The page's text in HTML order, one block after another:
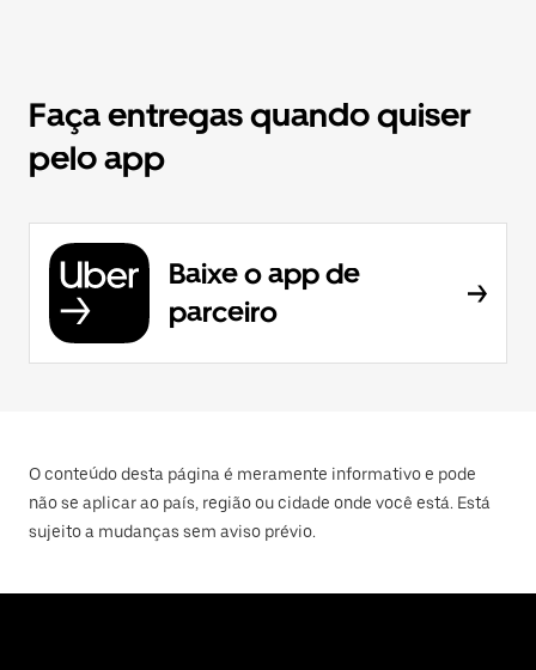
Faça entregas quando quiser
pelo app
Baixe o app de
parceiro
O conteúdo desta página é meramente informativo e pode
não se aplicar ao país, região ou cidade onde você está. Está
sujeito a mudanças sem aviso prévio.